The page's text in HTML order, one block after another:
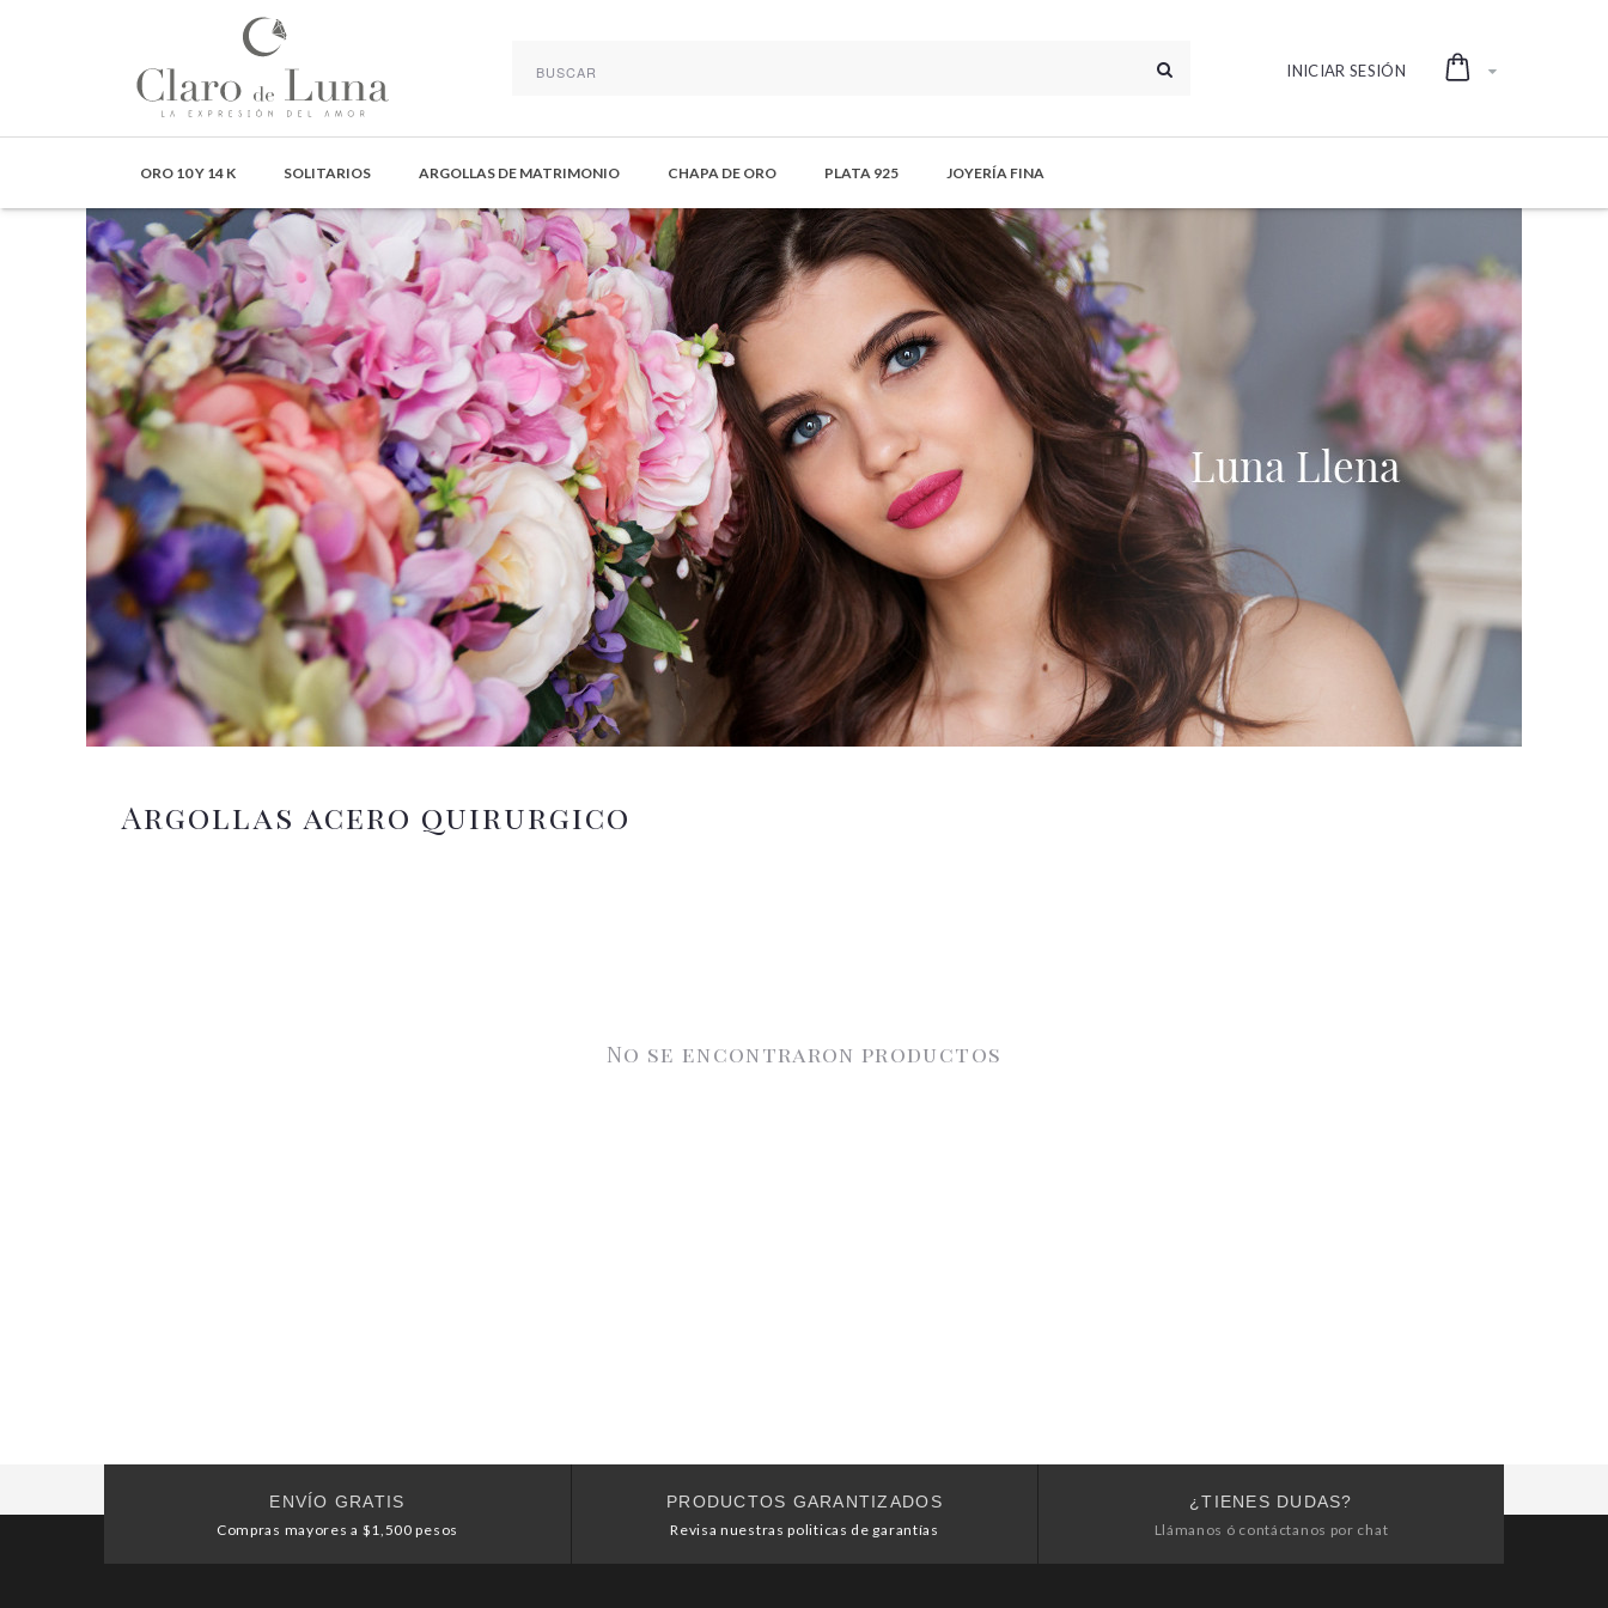
Claro
de
Luna
Joyería
-
La
Expresión
del
Amor
INICIAR SESIÓN
ORO 10 Y 14 K SOLITARIOS ARGOLLAS DE MATRIMONIO CHAPA DE ORO PLATA 925 JOYERÍA FINA
Argollas acero quirurgico
No se encontraron productos
ENVÍO GRATIS
Compras mayores a $1,500 pesos
PRODUCTOS GARANTIZADOS
Revisa nuestras politicas de garantías
¿TIENES DUDAS?
Llámanos ó contáctanos por chat